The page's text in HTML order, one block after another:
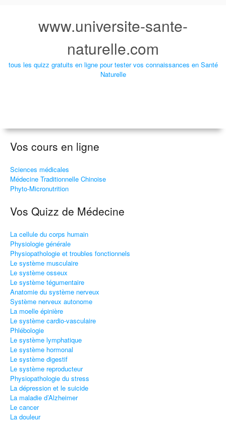
www.universite-sante-
naturelle.com
tous les quizz gratuits en ligne pour tester vos connaissances en Santé
Naturelle
Vos cours en ligne
Sciences médicales
Médecine Traditionnelle Chinoise
Phyto-Micronutrition
Vos Quizz de Médecine
La cellule du corps humain
Physiologie générale
Physiopathologie et troubles fonctionnels
Le système musculaire
Le système osseux
Le système tégumentaire
Anatomie du système nerveux
Système nerveux autonome
La moelle épinière
Le système cardio-vasculaire
Phlébologie
Le système lymphatique
Le système hormonal
Le système digestif
Le système reproducteur
Physiopathologie du stress
La dépression et le suicide
La maladie d’Alzheimer
Le cancer
La douleur